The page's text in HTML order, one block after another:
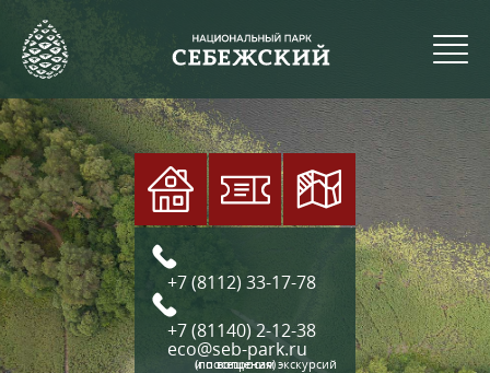
+7 (8112) 33-17-78
+7 (81140) 2-12-38
eco@seb-park.ru
(по вопросам экскурсий и посещения)